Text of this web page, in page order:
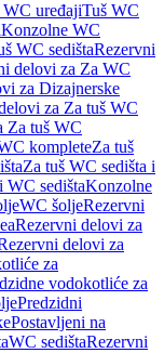
uređajiTuš WC
Konzolne WC
WC sedištaRezervni
delovi za Za WC
za Dizajnerske
za Za tuš WC
Za tuš WC
kompleteZa tuš
Za tuš WC sedišta i
WC sedištaKonzolne
WC šoljeRezervni
Rezervni delovi za
delovi za
za
vodokotliće za
Predzidni
Postavljeni na
WC sedištaRezervni